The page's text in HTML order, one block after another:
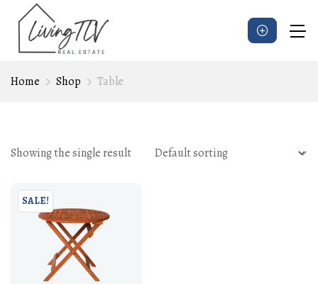
Home Shop Table
Showing the single result
SALE!